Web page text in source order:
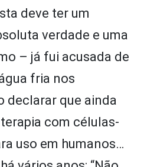
deve ter um
verdade e uma
– já fui acusada de
fria nos
declarar que ainda
com células-
uso em humanos…